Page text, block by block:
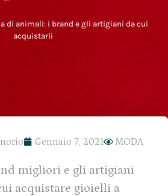
di animali: i brand e gli artigiani da cui
acquistarli
Gennaio 7, 2021 MODA
migliori e gli artigiani
acquistare gioielli a